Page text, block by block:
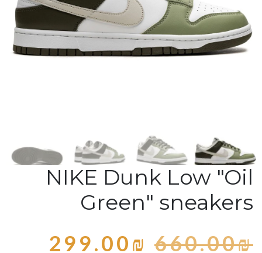
NIKE Dunk Low "Oil
Green" sneakers
660.00₪
299.00₪